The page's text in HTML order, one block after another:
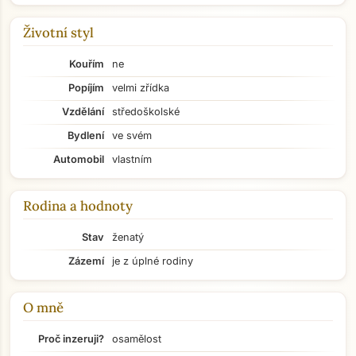
Životní styl
Kouřím
ne
Popíjím
velmi zřídka
Vzdělání
středoškolské
Bydlení
ve svém
Automobil
vlastním
Rodina a hodnoty
Stav
ženatý
Zázemí
je z úplné rodiny
O mně
Proč inzeruji? osamělost